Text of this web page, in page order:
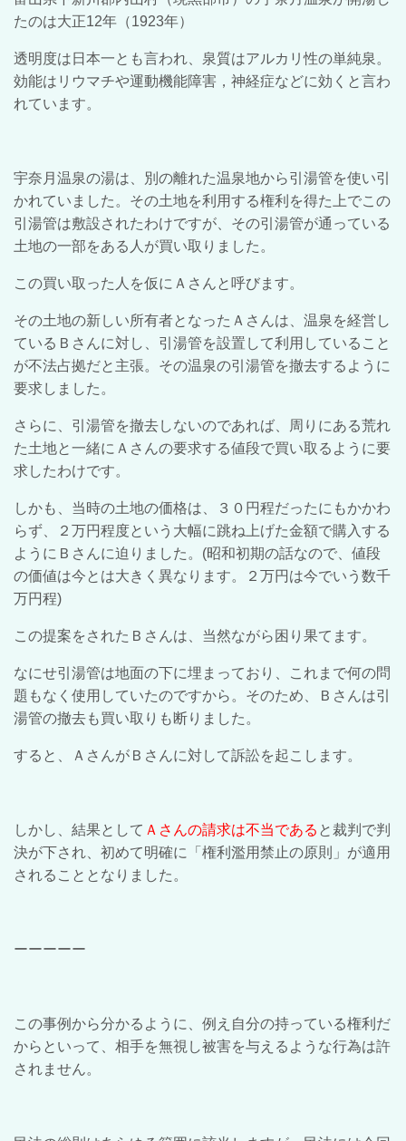
たのは大正12年（1923年）
透明度は日本一とも言われ、泉質はアルカリ性の単純泉。
効能はリウマチや運動機能障害，神経症などに効くと言わ
れています。
宇奈月温泉の湯は、別の離れた温泉地から引湯管を使い引
かれていました。その土地を利用する権利を得た上でこの
引湯管は敷設されたわけですが、その引湯管が通っている
土地の一部をある人が買い取りました。
この買い取った人を仮にＡさんと呼びます。
その土地の新しい所有者となったＡさんは、温泉を経営し
ているＢさんに対し、引湯管を設置して利用していること
が不法占拠だと主張。その温泉の引湯管を撤去するように
要求しました。
さらに、引湯管を撤去しないのであれば、周りにある荒れ
た土地と一緒にＡさんの要求する値段で買い取るように要
求したわけです。
しかも、当時の土地の価格は、３０円程だったにもかかわ
らず、２万円程度という大幅に跳ね上げた金額で購入する
ようにＢさんに迫りました。(昭和初期の話なので、値段
の価値は今とは大きく異なります。２万円は今でいう数千
万円程)
この提案をされたＢさんは、当然ながら困り果てます。
なにせ引湯管は地面の下に埋まっており、これまで何の問
題もなく使用していたのですから。そのため、Ｂさんは引
湯管の撤去も買い取りも断りました。
すると、ＡさんがＢさんに対して訴訟を起こします。
しかし、結果として Ａさんの請求は不当である と裁判で判
決が下され、初めて明確に「権利濫用禁止の原則」が適用
されることとなりました。
ーーーーー
この事例から分かるように、例え自分の持っている権利だ
からといって、相手を無視し被害を与えるような行為は許
されません。